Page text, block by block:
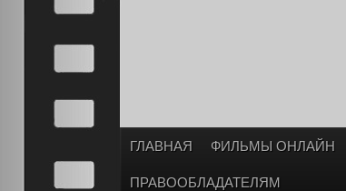
ГЛАВНАЯ ФИЛЬМЫ ОНЛАЙН
ПРАВООБЛАДАТЕЛЯМ